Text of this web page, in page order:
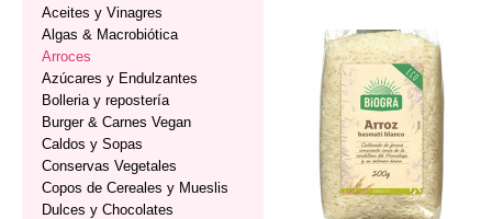
Aceites y Vinagres
Algas & Macrobiótica
Arroces
Azúcares y Endulzantes
Bolleria y repostería
Burger & Carnes Vegan
Caldos y Sopas
Conservas Vegetales
Copos de Cereales y Mueslis
Dulces y Chocolates